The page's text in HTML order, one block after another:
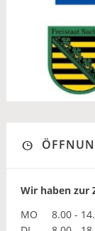
Wir haben zur
MO
8.00 -